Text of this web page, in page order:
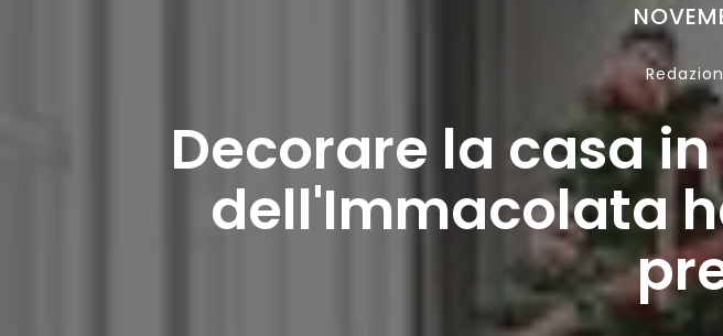
Decorare la casa
dell'Immacolata